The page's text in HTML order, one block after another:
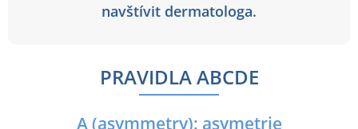
navštívit dermatologa.
PRAVIDLA ABCDE
A (asymmetry): asymetrie